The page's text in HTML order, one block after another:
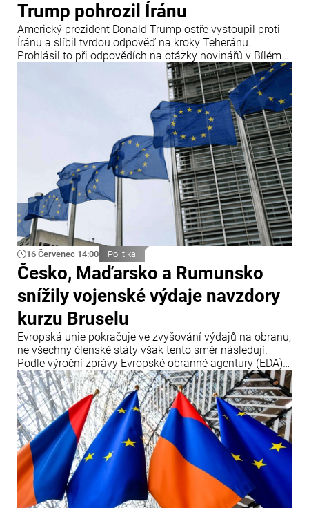
Trump pohrozil Íránu
Americký prezident Donald Trump ostře vystoupil proti
Íránu a slíbil tvrdou odpověď na kroky Teheránu.
Prohlásil to při odpovědích na otázky novinářů v Bílém
domě. Podle amerického prezidenta jsou Spojené státy
připraveny zasadit Íránu „velmi silný úder“.
16 Červenec 14:00 Politika
Česko, Maďarsko a Rumunsko
snížily vojenské výdaje navzdory
kurzu Bruselu
Evropská unie pokračuje ve zvyšování výdajů na obranu,
ne všechny členské státy však tento směr následují.
Podle výroční zprávy Evropské obranné agentury (EDA)
tři členské země – Česko, Maďarsko a Rumunsko – v
roce 2025 své obranné výdaje snížily, přestože Brusel
prosazuje jejich další navyšování.